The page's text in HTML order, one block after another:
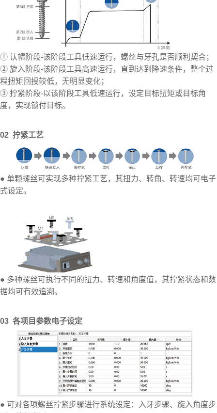
① 认帽阶段-该阶段工具低速运行，螺丝与牙孔是否顺利契合；
② 旋入阶段-该阶段工具高速运行，直到达到降速条件，整个过
程扭矩回授较低，无明显变化；
③ 拧紧阶段-以该阶段工具低速运行，设定目标扭矩或目标角
度，实现锁付目标。
02 拧紧工艺
● 单颗螺丝可实现多种拧紧工艺，其扭力、转角、转速均可电子
式设定。
● 多种螺丝可执行不同的扭力、转速和角度值，其拧紧状态和数
据均可有效追溯。
03 各项目参数电子设定
● 可对各项螺丝拧紧步骤进行系统设定：入牙步骤、旋入角度步